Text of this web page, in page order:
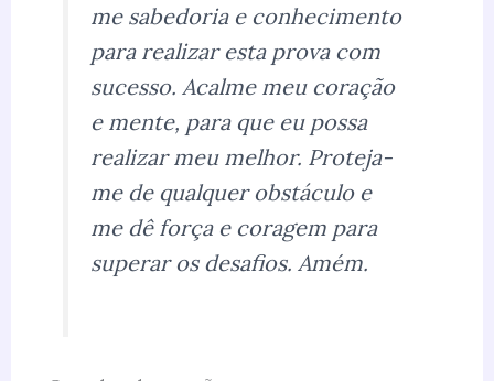
me sabedoria e conhecimento
para realizar esta prova com
sucesso. Acalme meu coração
e mente, para que eu possa
realizar meu melhor. Proteja-
me de qualquer obstáculo e
me dê força e coragem para
superar os desafios. Amém.